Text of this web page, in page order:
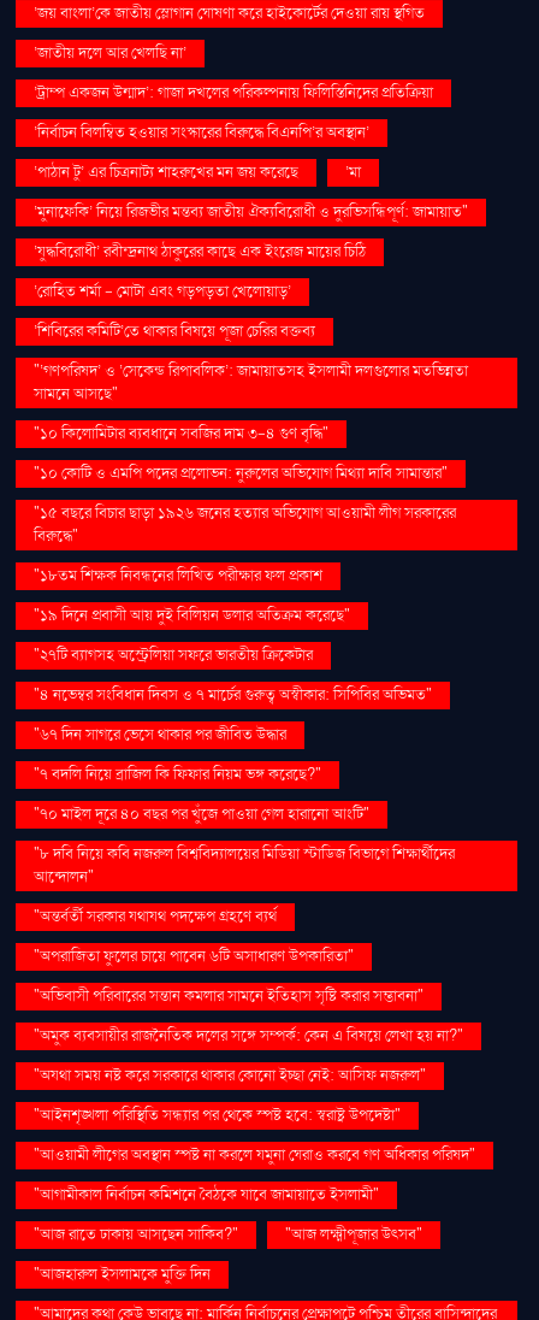
‘জয় বাংলা’কে জাতীয় স্লোগান ঘোষণা করে হাইকোর্টের দেওয়া রায় স্থগিত
‘জাতীয় দলে আর খেলছি না’
‘ট্রাম্প একজন উন্মাদ’: গাজা দখলের পরিকল্পনায় ফিলিস্তিনিদের প্রতিক্রিয়া
‘নির্বাচন বিলম্বিত হওয়ার সংস্কারের বিরুদ্ধে বিএনপি’র অবস্থান’
‘পাঠান টু’ এর চিত্রনাট্য শাহরুখের মন জয় করেছে
‘মা
‘মুনাফেকি’ নিয়ে রিজভীর মন্তব্য জাতীয় ঐক্যবিরোধী ও দুরভিসন্ধিপূর্ণ: জামায়াত"
‘যুদ্ধবিরোধী’ রবীন্দ্রনাথ ঠাকুরের কাছে এক ইংরেজ মায়ের চিঠি
‘রোহিত শর্মা - মোটা এবং গড়পড়তা খেলোয়াড়’
‘শিবিরের কমিটি’তে থাকার বিষয়ে পূজা চেরির বক্তব্য
"‘গণপরিষদ’ ও ‘সেকেন্ড রিপাবলিক’: জামায়াতসহ ইসলামী দলগুলোর মতভিন্নতা
সামনে আসছে"
"১০ কিলোমিটার ব্যবধানে সবজির দাম ৩-৪ গুণ বৃদ্ধি"
"১০ কোটি ও এমপি পদের প্রলোভন: নুরুলের অভিযোগ মিথ্যা দাবি সামান্তার"
"১৫ বছরে বিচার ছাড়া ১৯২৬ জনের হত্যার অভিযোগ আওয়ামী লীগ সরকারের
বিরুদ্ধে"
"১৮তম শিক্ষক নিবন্ধনের লিখিত পরীক্ষার ফল প্রকাশ
"১৯ দিনে প্রবাসী আয় দুই বিলিয়ন ডলার অতিক্রম করেছে"
"২৭টি ব্যাগসহ অস্ট্রেলিয়া সফরে ভারতীয় ক্রিকেটার
"৪ নভেম্বর সংবিধান দিবস ও ৭ মার্চের গুরুত্ব অস্বীকার: সিপিবির অভিমত"
"৬৭ দিন সাগরে ভেসে থাকার পর জীবিত উদ্ধার
"৭ বদলি নিয়ে ব্রাজিল কি ফিফার নিয়ম ভঙ্গ করেছে?"
"৭০ মাইল দূরে ৪০ বছর পর খুঁজে পাওয়া গেল হারানো আংটি"
"৮ দবি নিয়ে কবি নজরুল বিশ্ববিদ্যালয়ের মিডিয়া স্টাডিজ বিভাগে শিক্ষার্থীদের
আন্দোলন"
"অন্তর্বর্তী সরকার যথাযথ পদক্ষেপ গ্রহণে ব্যর্থ
"অপরাজিতা ফুলের চায়ে পাবেন ৬টি অসাধারণ উপকারিতা"
"অভিবাসী পরিবারের সন্তান কমলার সামনে ইতিহাস সৃষ্টি করার সম্ভাবনা"
"অমুক ব্যবসায়ীর রাজনৈতিক দলের সঙ্গে সম্পর্ক: কেন এ বিষয়ে লেখা হয় না?"
"অযথা সময় নষ্ট করে সরকারে থাকার কোনো ইচ্ছা নেই: আসিফ নজরুল"
"আইনশৃঙ্খলা পরিস্থিতি সন্ধ্যার পর থেকে স্পষ্ট হবে: স্বরাষ্ট্র উপদেষ্টা"
"আওয়ামী লীগের অবস্থান স্পষ্ট না করলে যমুনা ঘেরাও করবে গণ অধিকার পরিষদ"
"আগামীকাল নির্বাচন কমিশনে বৈঠকে যাবে জামায়াতে ইসলামী"
"আজ রাতে ঢাকায় আসছেন সাকিব?"
"আজ লক্ষ্মীপূজার উৎসব"
"আজহারুল ইসলামকে মুক্তি দিন
"আমাদের কথা কেউ ভাবছে না: মার্কিন নির্বাচনের প্রেক্ষাপটে পশ্চিম তীরের বাসিন্দাদের